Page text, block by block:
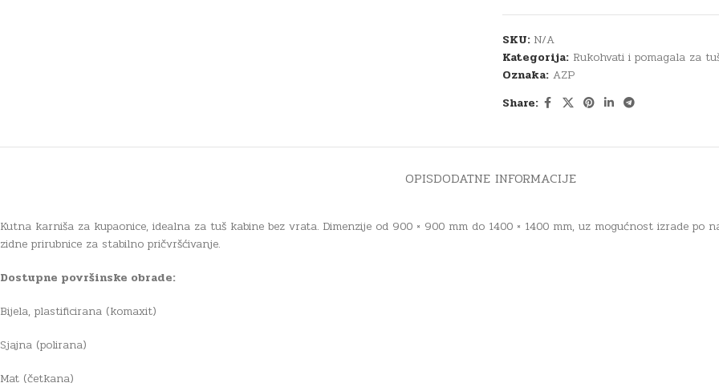
SKU: N/A
Kategorija: Rukohvati i pomagala za
Oznaka: AZP
Share:
OPISDODATNE INFORMACIJE
Kutna karniša za kupaonice, idealna za tuš kabine bez vrata. Dimenzije od 900 × 900 mm do 1400 × 1400 mm, uz mogućnost izrade po
zidne prirubnice za stabilno pričvršćivanje.
Dostupne površinske obrade:
Bijela, plastificirana (komaxit)
Sjajna (polirana)
Mat (četkana)